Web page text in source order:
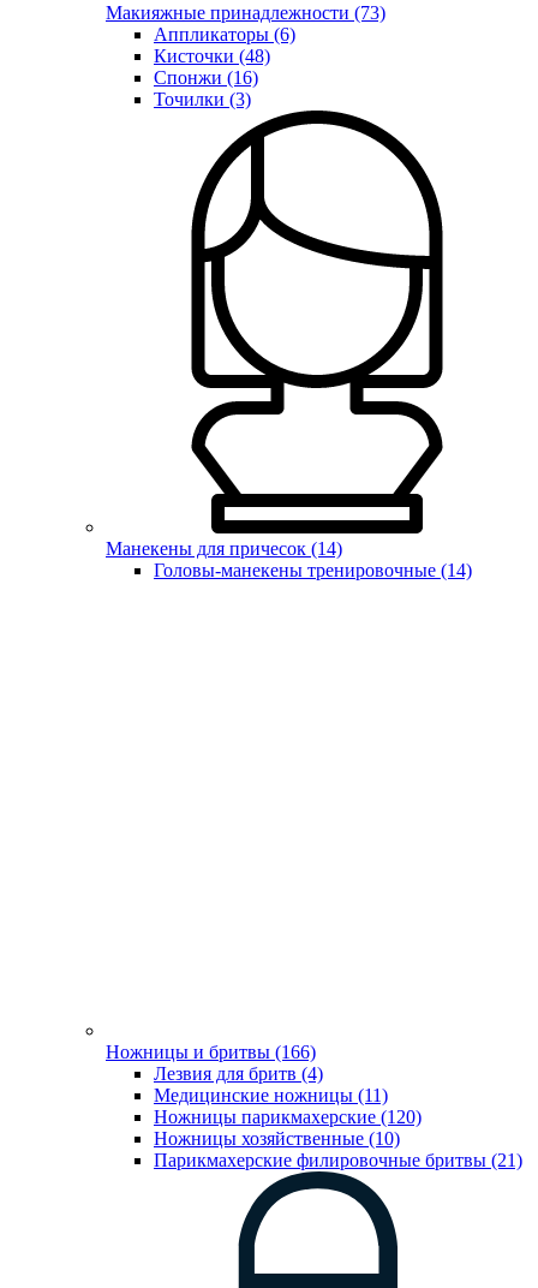
Макияжные принадлежности (73)
Аппликаторы (6)
Кисточки (48)
Спонжи (16)
Точилки (3)
Манекены для причесок (14)
Головы-манекены тренировочные (14)
Ножницы и бритвы (166)
Лезвия для бритв (4)
Медицинские ножницы (11)
Ножницы парикмахерские (120)
Ножницы хозяйственные (10)
Парикмахерские филировочные бритвы (21)